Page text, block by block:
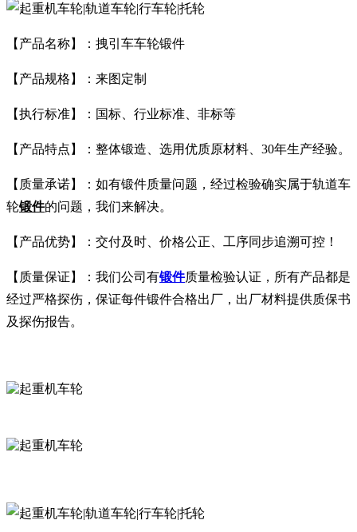
【产品名称】：拽引车车轮锻件
【产品规格】：来图定制
【执行标准】：国标、行业标准、非标等
【产品特点】：整体锻造、选用优质原材料、30年生产经验。
【质量承诺】：如有锻件质量问题，经过检验确实属于轨道车
轮锻件的问题，我们来解决。
【产品优势】：交付及时、价格公正、工序同步追溯可控！
【质量保证】：我们公司有锻件质量检验认证，所有产品都是
经过严格探伤，保证每件锻件合格出厂，出厂材料提供质保书
及探伤报告。